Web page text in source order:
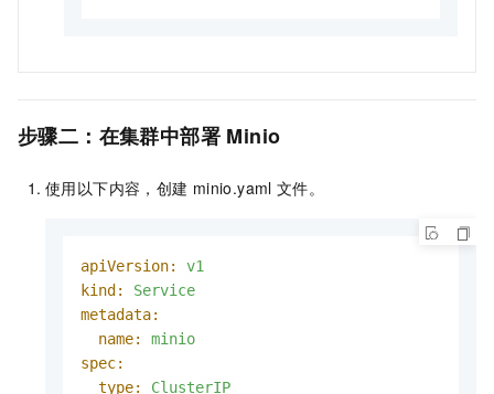
步骤二：在集群中部署 Minio
使用以下内容，创建 minio.yaml 文件。
apiVersion:
v1
kind:
Service
metadata:
name:
minio
spec:
type:
ClusterIP